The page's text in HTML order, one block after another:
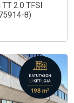
2.0 TFSI
8)